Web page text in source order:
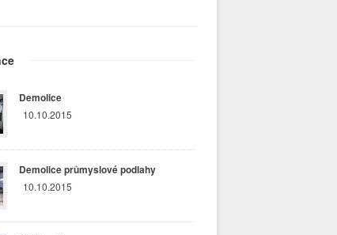
Demolice
10.10.2015
Demolice průmyslové podlahy
10.10.2015